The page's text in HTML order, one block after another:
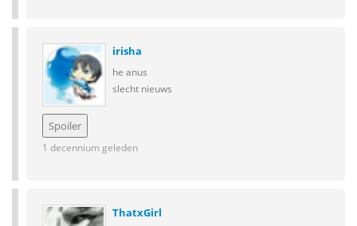
irisha
he anus
slecht nieuws
1 decennium geleden
ThatxGirl